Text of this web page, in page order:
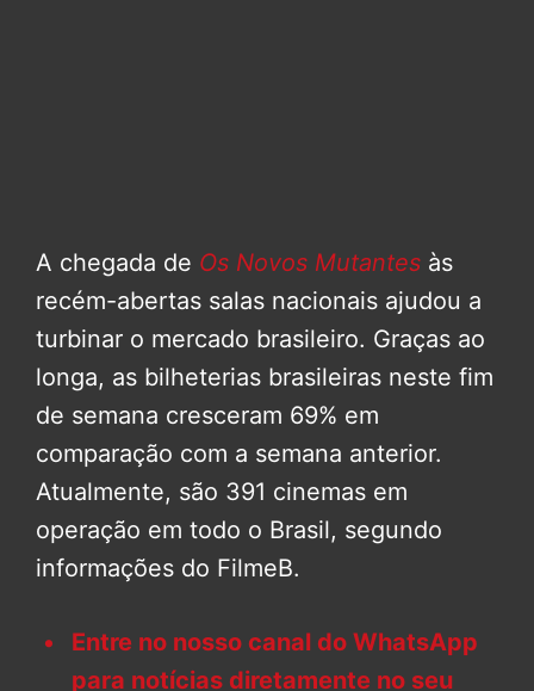
A chegada de Os Novos Mutantes às
recém-abertas salas nacionais ajudou a
turbinar o mercado brasileiro. Graças ao
longa, as bilheterias brasileiras neste fim
de semana cresceram 69% em
comparação com a semana anterior.
Atualmente, são 391 cinemas em
operação em todo o Brasil, segundo
informações do FilmeB.
Entre no nosso canal do WhatsApp
para notícias diretamente no seu